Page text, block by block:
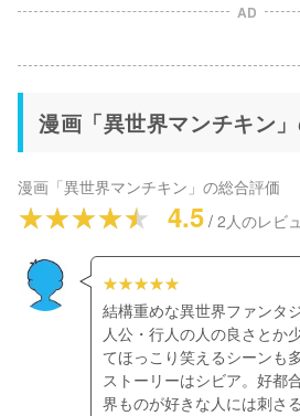
AD
漫画「異世界マンチキン
漫画「異世界マンチキン」 の総合評価
4.5 / 2 人のレビ
結構重めな異世界ファンタ
人公・行人の人の良さとか
てほっこり笑えるシーンも
ストーリーはシビア。好都
界ものが好きな人には刺さ